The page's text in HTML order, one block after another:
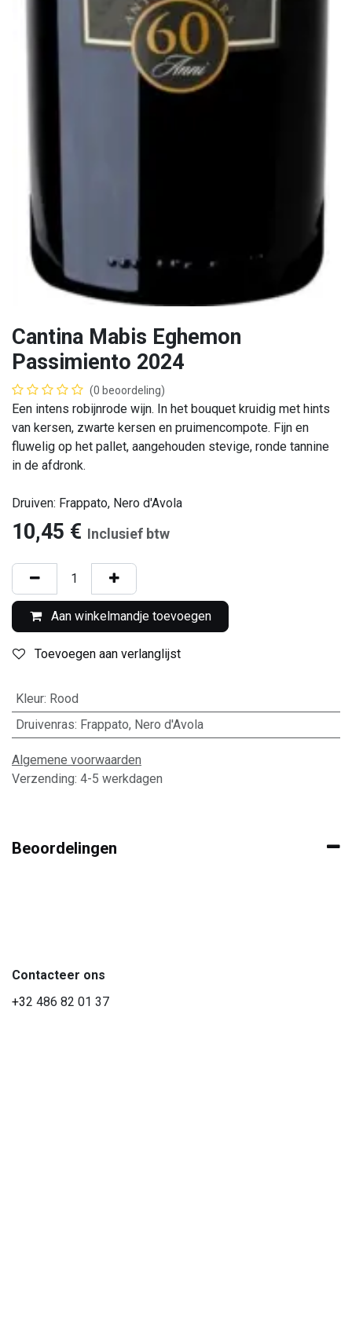
Cantina Mabis Eghemon
Passimiento 2024
(0 beoordeling)
Een intens robijnrode wijn. In het bouquet kruidig met hints
van kersen, zwarte kersen en pruimencompote. Fijn en
fluwelig op het pallet, aangehouden stevige, ronde tannine
in de afdronk.
Druiven: Frappato, Nero d'Avola
10,45 € Inclusief btw
Aan winkelmandje toevoegen
Toevoegen aan verlanglijst
Kleur: Rood
Druivenras: Frappato, Nero d'Avola
Algemene voorwaarden
Verzending: 4-5 werkdagen
Beoordelingen
Contacteer ons
+32 486 82 01 37